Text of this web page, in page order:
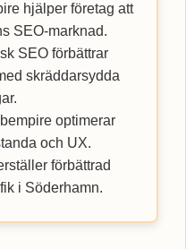
hjälper företag att
SEO-marknad.
SEO förbättrar
skräddarsydda
optimerar
och UX.
förbättrad
i Söderhamn.